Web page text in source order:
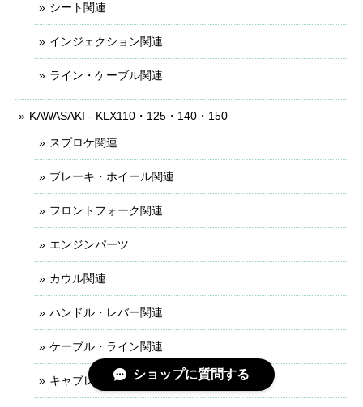
シート関連
インジェクション関連
ライン・ケーブル関連
KAWASAKI - KLX110・125・140・150
スプロケ関連
ブレーキ・ホイール関連
フロントフォーク関連
エンジンパーツ
カウル関連
ハンドル・レバー関連
ケーブル・ライン関連
キャブレター関連ショップに質問する